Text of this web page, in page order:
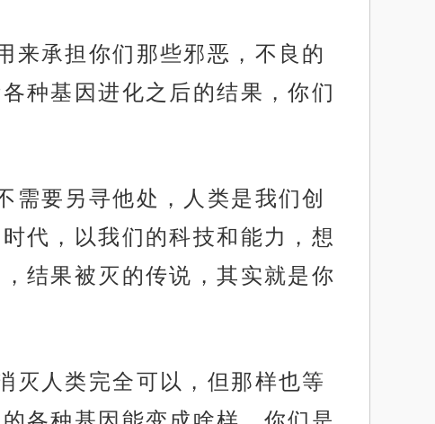
来承担你们那些邪恶，不良的
种基因进化之后的结果，你们
需要另寻他处，人类是我们创
代，以我们的科技和能力，想
结果被灭的传说，其实就是你
灭人类完全可以，但那样也等